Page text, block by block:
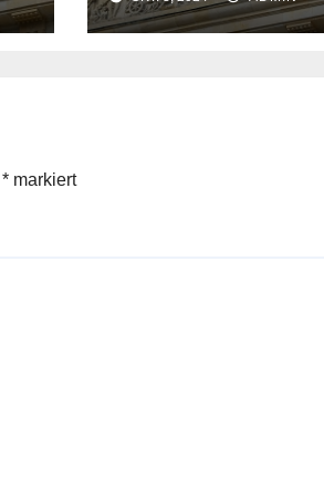
wichtig
* markiert